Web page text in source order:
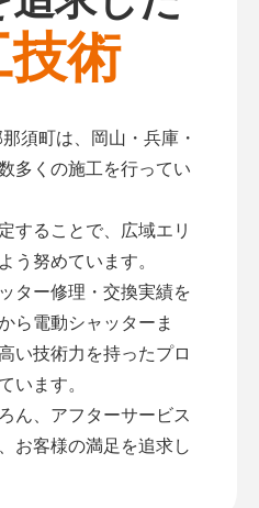
術
須町は、岡山・兵庫・
多くの施工を行ってい
することで、広域エリ
う努めています。
ター修理・交換実績を
ら電動シャッターま
い技術力を持ったプロ
います。
ん、アフターサービス
お客様の満足を追求し